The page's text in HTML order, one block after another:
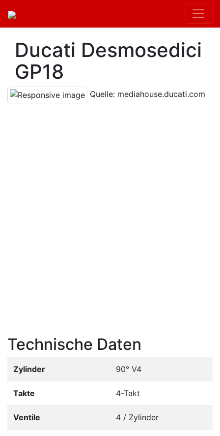
Ducati Desmosedici
GP18
Quelle: mediahouse.ducati.com
Technische Daten
Zylinder 90° V4
Takte 4-Takt
Ventile 4 / Zylinder